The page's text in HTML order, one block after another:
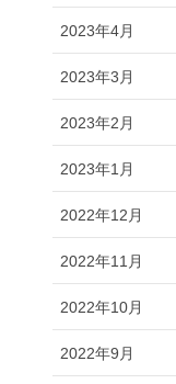
2023年4月
2023年3月
2023年2月
2023年1月
2022年12月
2022年11月
2022年10月
2022年9月